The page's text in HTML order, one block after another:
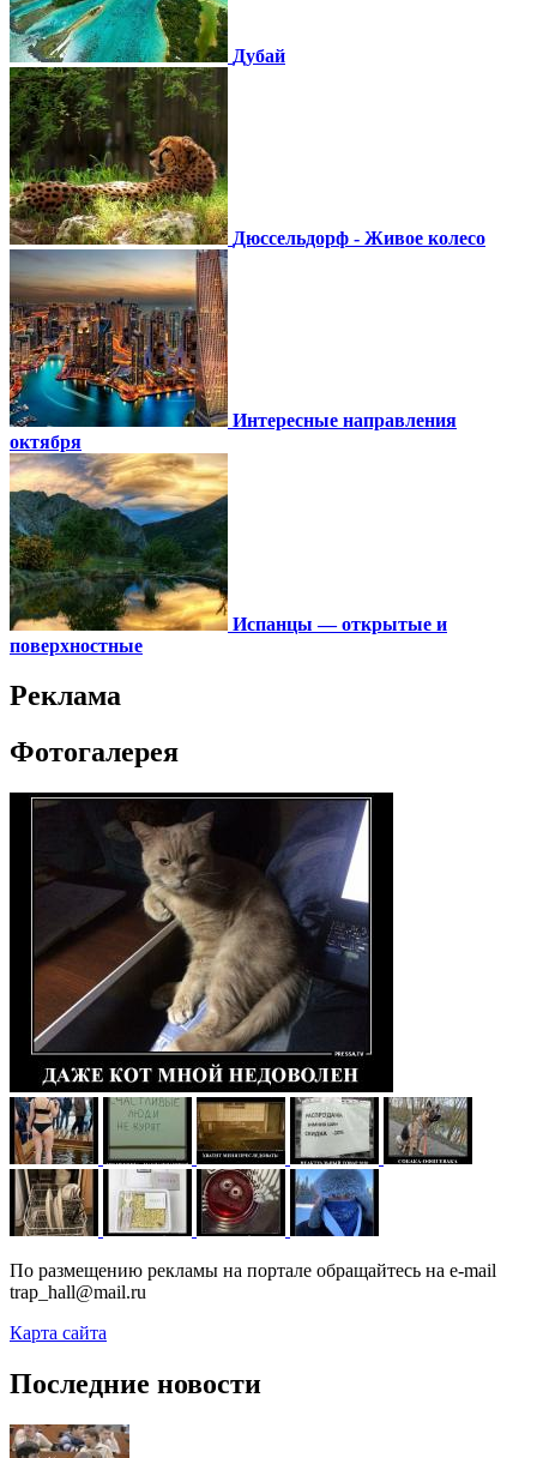
Дубай
Дюссельдорф - Живое колесо
Интересные направления
октября
Испанцы — открытые и
поверхностные
Реклама
Фотогалерея
По размещению рекламы на портале обращайтесь на e-mail
trap_hall@mail.ru
Карта сайта
Последние новости